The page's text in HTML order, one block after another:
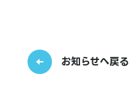
お知らせへ戻る